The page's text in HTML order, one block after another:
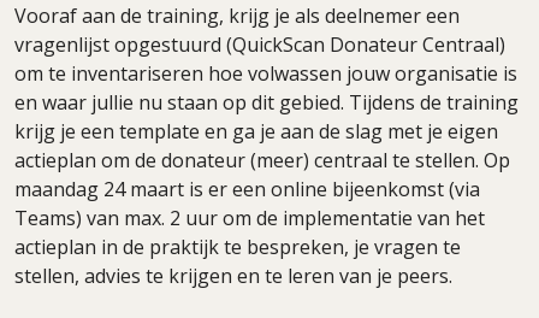
Vooraf aan de training, krijg je als deelnemer een
vragenlijst opgestuurd (QuickScan Donateur Centraal)
om te inventariseren hoe volwassen jouw organisatie is
en waar jullie nu staan op dit gebied. Tijdens de training
krijg je een template en ga je aan de slag met je eigen
actieplan om de donateur (meer) centraal te stellen. Op
maandag 24 maart is er een online bijeenkomst (via
Teams) van max. 2 uur om de implementatie van het
actieplan in de praktijk te bespreken, je vragen te
stellen, advies te krijgen en te leren van je peers.